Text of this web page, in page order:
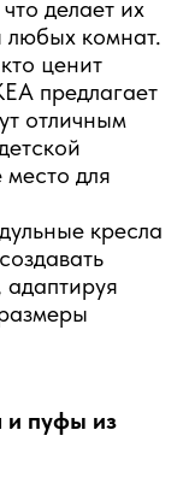
делает их
комнат.
ценит
предлагает
отличным
для
кресла
и пуфы из